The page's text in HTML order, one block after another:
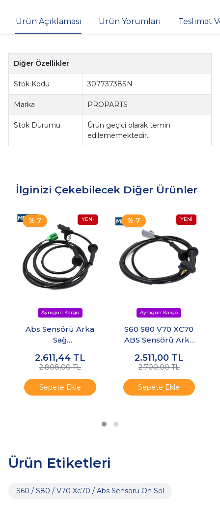
Ürün Açıklaması Ürün Yorumları Teslimat
Diğer Özellikler
Stok Kodu 30773738SN
Marka PROPARTS
Stok Durumu
Ürün geçici olarak temin
edilememektedir.
İlginizi Çekebilecek Diğer Ürünler
% 7
Abs Sensörü Arka
Sağ
2.611,44 TL
2.808,00 TL
Sepete Ekle
% 7
S60 S80 V70 XC70
ABS Sensörü Arka
2.511,00 TL
2.700,00 TL
Sepete Ekle
Ürün Etiketleri
S60 / S80 / V70 Xc70 / Abs Sensörü Ön Sol